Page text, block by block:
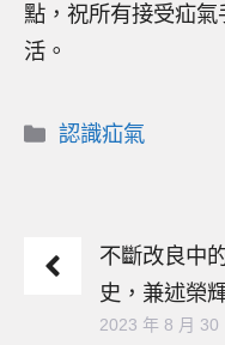
點，祝所有接受疝
活。
分
認識疝氣
不斷改良中
史，兼述榮
2023 年 8 月 30